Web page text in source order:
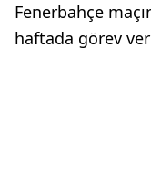
Fenerbahçe
haftada görev